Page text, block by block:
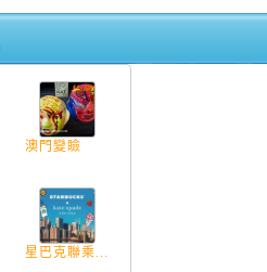
澳門變瞼
星巴克聯乘...